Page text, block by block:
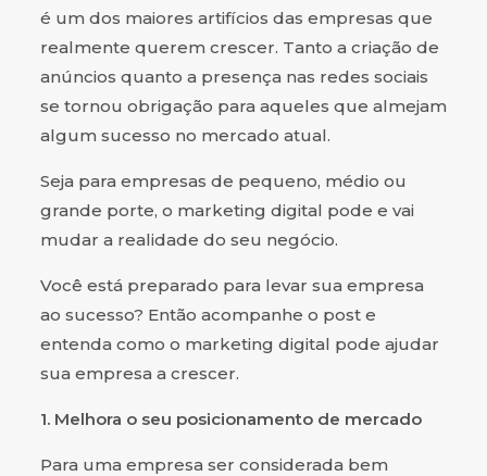
é um dos maiores artifícios das empresas que
realmente querem crescer. Tanto a criação de
anúncios quanto a presença nas redes sociais
se tornou obrigação para aqueles que almejam
algum sucesso no mercado atual.
Seja para empresas de pequeno, médio ou
grande porte, o marketing digital pode e vai
mudar a realidade do seu negócio.
Você está preparado para levar sua empresa
ao sucesso? Então acompanhe o post e
entenda como o marketing digital pode ajudar
sua empresa a crescer.
1. Melhora o seu posicionamento de mercado
Para uma empresa ser considerada bem